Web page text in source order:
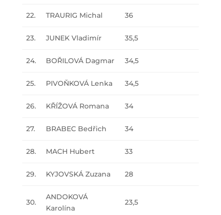
22. TRAURIG Michal 36
23. JUNEK Vladimír 35,5
24. BOŘILOVÁ Dagmar 34,5
25. PIVOŇKOVÁ Lenka 34,5
26. KŘÍŽOVÁ Romana 34
27. BRABEC Bedřich 34
28. MACH Hubert 33
29. KYJOVSKÁ Zuzana 28
30.
ANDOKOVÁ
Karolína
23,5